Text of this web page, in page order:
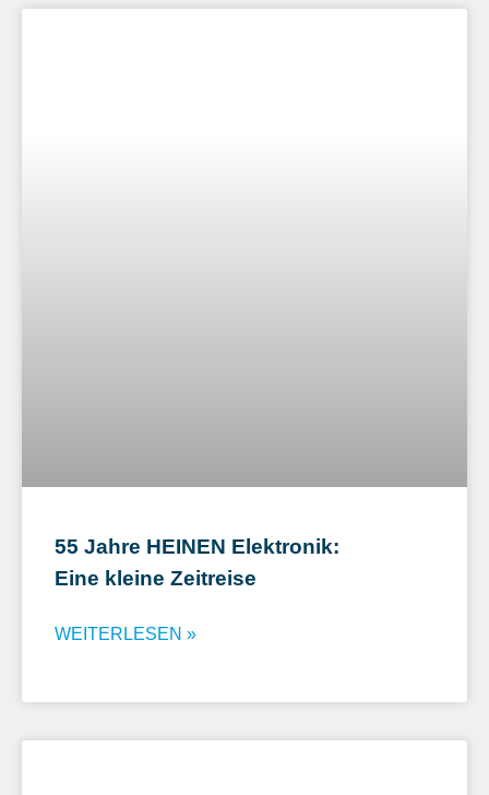
55 Jahre HEINEN Elektronik:
Eine kleine Zeitreise
WEITERLESEN »